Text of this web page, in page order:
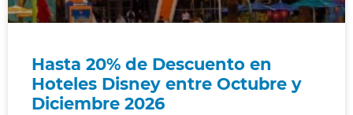
Hasta 20% de Descuento en
Hoteles Disney entre Octubre y
Diciembre 2026